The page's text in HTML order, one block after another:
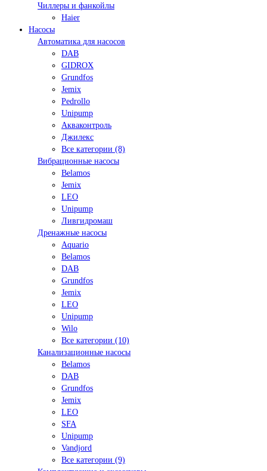
Чиллеры и фанкойлы
Haier
Насосы
Автоматика для насосов
DAB
GIDROX
Grundfos
Jemix
Pedrollo
Unipump
Акваконтроль
Джилекс
Все категории (8)
Вибрационные насосы
Belamos
Jemix
LEO
Unipump
Ливгидромаш
Дренажные насосы
Aquario
Belamos
DAB
Grundfos
Jemix
LEO
Unipump
Wilo
Все категории (10)
Канализационные насосы
Belamos
DAB
Grundfos
Jemix
LEO
SFA
Unipump
Vandjord
Все категории (9)